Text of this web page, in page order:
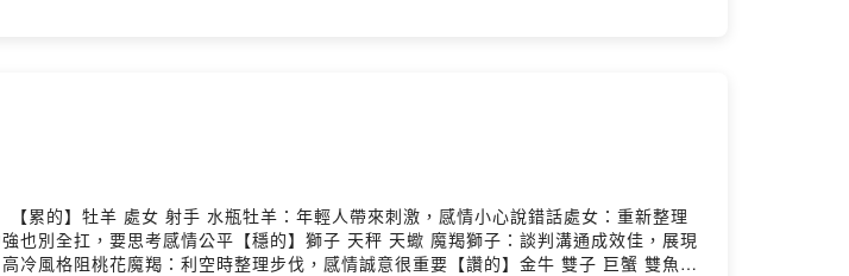
累的】牡羊 處女 射手 水瓶牡羊：年輕人帶來刺激，感情小心說錯話處女：重新整理
也別全扛，要思考感情公平【穩的】獅子 天秤 天蠍 魔羯獅子：談判溝通成效佳，展現
冷風格阻桃花魔羯：利空時整理步伐，感情誠意很重要【讚的】金牛 雙子 巨蟹 雙魚金